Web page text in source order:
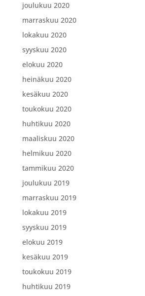
joulukuu 2020
marraskuu 2020
lokakuu 2020
syyskuu 2020
elokuu 2020
heinäkuu 2020
kesäkuu 2020
toukokuu 2020
huhtikuu 2020
maaliskuu 2020
helmikuu 2020
tammikuu 2020
joulukuu 2019
marraskuu 2019
lokakuu 2019
syyskuu 2019
elokuu 2019
kesäkuu 2019
toukokuu 2019
huhtikuu 2019